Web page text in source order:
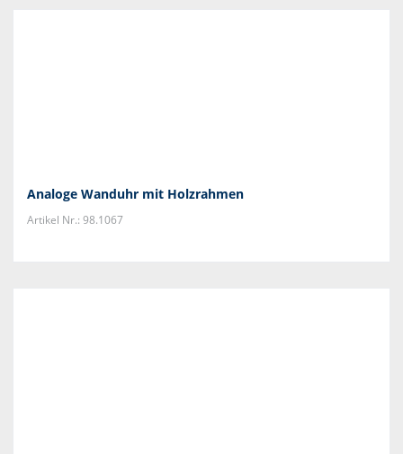
Analoge Wanduhr mit Holzrahmen
Artikel Nr.: 98.1067